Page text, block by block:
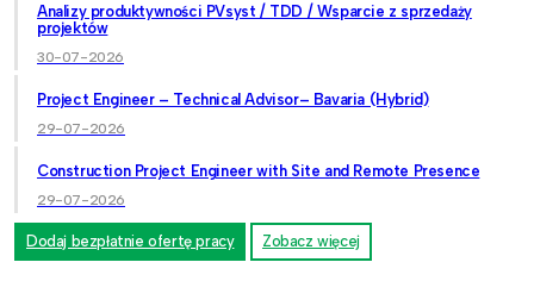
Analizy produktywności PVsyst / TDD / Wsparcie z sprzedaży
projektów
30-07-2026
Project Engineer – Technical Advisor– Bavaria (Hybrid)
29-07-2026
Construction Project Engineer with Site and Remote Presence
29-07-2026
Dodaj bezpłatnie ofertę pracy Zobacz więcej